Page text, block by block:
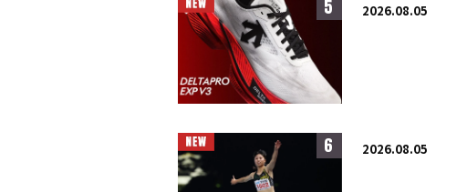
5 2026.08.05
6 2026.08.05